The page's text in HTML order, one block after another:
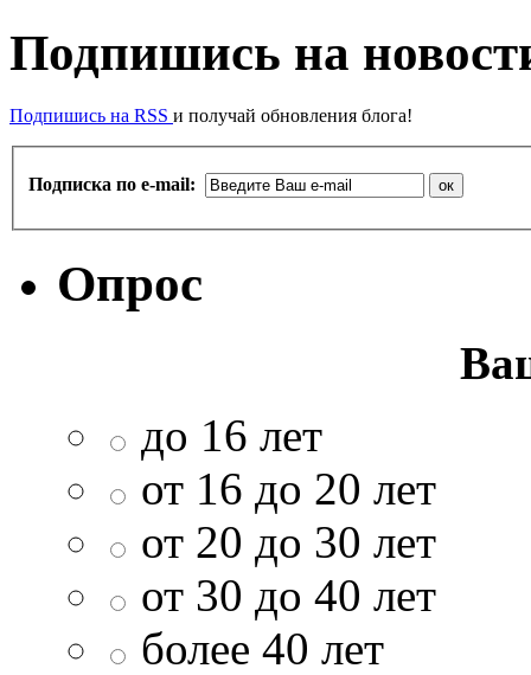
Подпишись на
Подпишись на RSS и получай обновления блога!
Подписка по e-mail:
Опрос
до 16 лет
от 16 до 20 лет
от 20 до 30 лет
от 30 до 40 лет
более 40 лет